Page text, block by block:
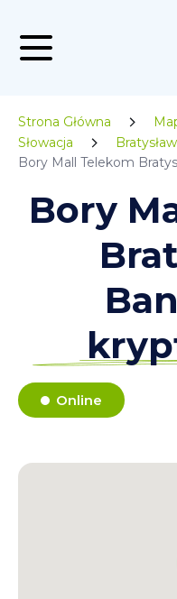
Strona Główna
Słowacja
Bory Mall Telekom
Bory
Online